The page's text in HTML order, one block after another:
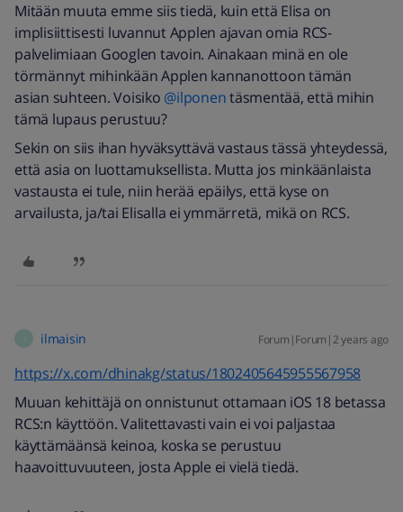
Mitään muuta emme siis tiedä, kuin että Elisa on
implisiittisesti luvannut Applen ajavan omia RCS-
palvelimiaan Googlen tavoin. Ainakaan minä en ole
törmännyt mihinkään Applen kannanottoon tämän
asian suhteen. Voisiko @ilponentäsmentää, että mihin
tämä lupaus perustuu?
Sekin on siis ihan hyväksyttävä vastaus tässä yhteydessä,
että asia on luottamuksellista. Mutta jos minkäänlaista
vastausta ei tule, niin herää epäilys, että kyse on
arvailusta, ja/tai Elisalla ei ymmärretä, mikä on RCS.
ilmaisin Forum|Forum|2 years ago
https://x.com/dhinakg/status/1802405645955567958
Muuan kehittäjä on onnistunut ottamaan iOS 18 betassa
RCS:n käyttöön. Valitettavasti vain ei voi paljastaa
käyttämäänsä keinoa, koska se perustuu
haavoittuvuuteen, josta Apple ei vielä tiedä.